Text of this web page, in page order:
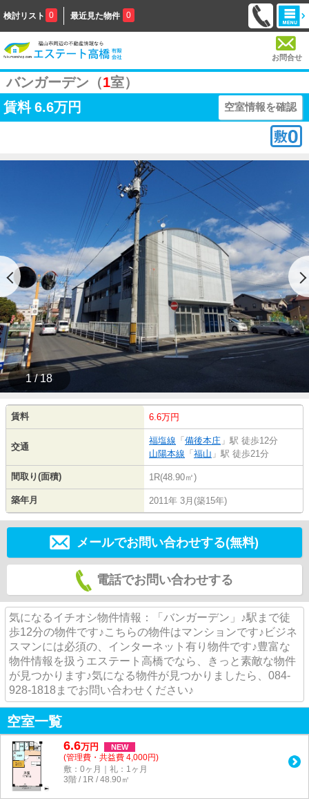
検討リスト 0 最近見た物件 0
お問合せ
バンガーデン（1室）
賃料 6.6万円 空室情報を確認
1 / 18
賃料 6.6万円
交通
福塩線 「 備後本庄 」駅 徒歩12分
山陽本線 「 福山 」駅 徒歩21分
間取り(面積) 1R(48.90㎡)
築年月 2011年 3月(築15年)
メールでお問い合わせする(無料)
電話でお問い合わせする
気になるイチオシ物件情報：「バンガーデン」♪駅まで徒
歩12分の物件です♪こちらの物件はマンションです♪ビジネ
スマンには必須の、インターネット有り物件です♪豊富な
物件情報を扱うエステート高橋でなら、きっと素敵な物件
が見つかります♪気になる物件が見つかりましたら、084-
928-1818までお問い合わせください♪
空室一覧
6.6万円 NEW
(管理費・共益費 4,000円)
敷：0ヶ月｜礼：1ヶ月
3階 / 1R / 48.90㎡